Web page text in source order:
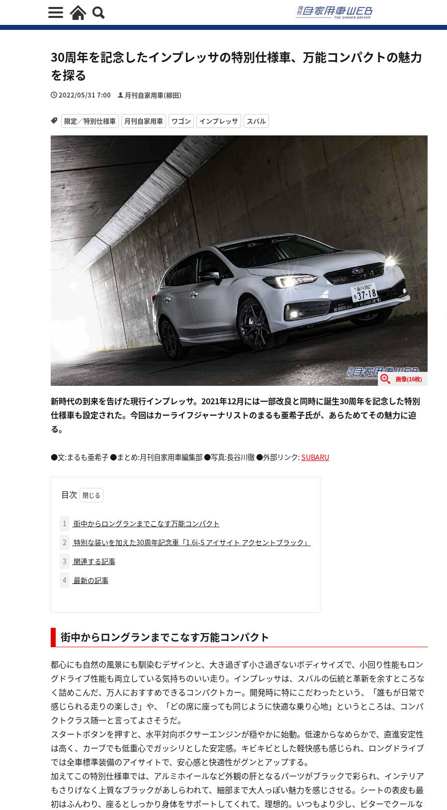
30周年を記念したインプレッサの特別仕様車、万能コンパクトの魅力
を探る
2022/05/31 7:00 月刊自家用車(柳田)
限定／特別仕様車 月刊自家用車 ワゴン インプレッサ スバル
画像(16枚)
新時代の到来を告げた現行インプレッサ。2021年12月には一部改良と同時に誕生30周年を記念した特別
仕様車も設定された。今回はカーライフジャーナリストのまるも亜希子氏が、あらためてその魅力に迫
る。
●文:まるも亜希子 ●まとめ:月刊自家用車編集部 ●写真:長谷川徹 ●外部リンク: SUBARU
目次
1
街中からロングランまでこなす万能コンパクト
2
特別な装いを加えた30周年記念車「1.6i-S アイサイト アクセントブラック」
3
関連する記事
4
最新の記事
街中からロングランまでこなす万能コンパクト
都心にも自然の風景にも馴染むデザインと、大き過ぎず小さ過ぎないボディサイズで、小回り性能もロン
グドライブ性能も両立している気持ちのいい走り。インプレッサは、スバルの伝統と革新を余すところな
く詰めこんだ、万人におすすめできるコンパクトカー。開発時に特にこだわったという、「誰もが日常で
感じられる走りの楽しさ」や、「どの席に座っても同じように快適な乗り心地」というところは、コンパ
クトクラス随一と言ってよさそうだ。
スタートボタンを押すと、水平対向ボクサーエンジンが穏やかに始動。低速からなめらかで、直進安定性
は高く、カーブでも低重心でガッシリとした安定感。キビキビとした軽快感も感じられ、ロングドライブ
では全車標準装備のアイサイトで、安心感と快適性がグンとアップする。
加えてこの特別仕様車では、アルミホイールなど外観の肝となるパーツがブラックで彩られ、インテリア
もさりげなく上質なブラックがあしらわれて、細部まで大人っぽい魅力を感じさせる。シートの表皮も最
初はふんわり、座るとしっかり身体をサポートしてくれて、理想的。いつもより少し、ビターでクールな